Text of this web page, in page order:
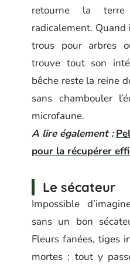
retourne la
radicalement. Quand
trous pour arbres
trouve tout son
bêche reste la reine
sans chambouler
microfaune.
A lire également :
pour la récupérer
Le sécateur
Impossible
sans un bon
Fleurs fanées, tiges
mortes : tout y